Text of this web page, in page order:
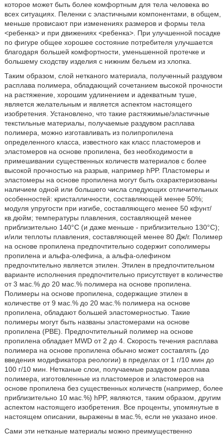
которое может быть более комфортным для тела человека во
всех ситуациях. Пеленки с эластичными компонентами, в общем,
меньше провисают при изменениях размеров и формы тела
<ребенка> и при движениях <ребенка>. При улучшенной посадке
по фигуре общее хорошее состояние потребителя улучшается
благодаря большей комфортности, уменьшенной протечке и
большему сходству изделия с нижним бельем из хлопка.
Таким образом, слой нетканого материала, полученный раздувом
расплава полимера, обладающий сочетанием высокой прочности
на растяжение, хорошим удлинением и адекватным туше,
является желательным и является аспектом настоящего
изобретения. Установлено, что такие растяжимые/эластичные
текстильные материалы, получаемые раздувом расплава
полимера, можно изготавливать из полипропилена
определенного класса, известного как класс пластомеров и
эластомеров на основе пропилена, без необходимости в
примешивании существенных количеств материалов с более
высокой прочностью на разрыв, например hPP. Пластомеры и
эластомеры на основе пропилена могут быть охарактеризованы
наличием одной или большего числа следующих отличительных
особенностей: кристалличности, составляющей менее 50%;
модуля упругости при изгибе, составляющего менее 50 кфунт/
кв.дюйм; температуры плавления, составляющей менее
приблизительно 140°C (и даже меньше - приблизительно 130°C);
и/или теплоты плавления, составляющей менее 80 Дж/г. Полимер
на основе пропилена предпочтительно содержит сополимеры
пропилена и альфа-олефина, а альфа-олефином
предпочтительно является этилен. Этилен в предпочтительном
варианте исполнения предпочтительно присутствует в количестве
от 3 мас.% до 20 мас.% полимера на основе пропилена.
Полимеры на основе пропилена, содержащие этилен в
количестве от 9 мас.% до 20 мас.% полимера на основе
пропилена, обладают большей эластомерностью. Такие
полимеры могут быть названы эластомерами на основе
пропилена (РВЕ). Предпочтительный полимер на основе
пропилена обладает MWD от 2 до 4. Скорость течения расплава
полимера на основе пропилена обычно может составлять (до
введения модификатора реологии) в пределах от 1 г/10 мин до
100 г/10 мин. Нетканые слои, получаемые раздувом расплава
полимера, изготовленные из пластомеров и эластомеров на
основе пропилена без существенных количеств (например, более
приблизительно 10 мас.%) hPP, являются, таким образом, другим
аспектом настоящего изобретения. Все проценты, упомянутые в
настоящем описании, выражены в мас.%, если не указано иное.
Сами эти нетканые материалы можно преимущественно